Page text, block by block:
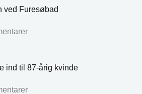
ved Furesøbad
ind til 87-årig kvinde